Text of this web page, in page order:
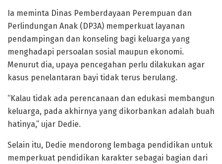
Ia meminta Dinas Pemberdayaan Perempuan dan
Perlindungan Anak (DP3A) memperkuat layanan
pendampingan dan konseling bagi keluarga yang
menghadapi persoalan sosial maupun ekonomi.
Menurut dia, upaya pencegahan perlu dilakukan agar
kasus penelantaran bayi tidak terus berulang.
“Kalau tidak ada perencanaan dan edukasi membangun
keluarga, pada akhirnya yang dikorbankan adalah buah
hatinya,” ujar Dedie.
Selain itu, Dedie mendorong lembaga pendidikan untuk
memperkuat pendidikan karakter sebagai bagian dari